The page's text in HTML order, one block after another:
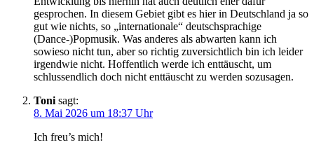
gesprochen. In diesem Gebiet gibt es hier in Deutschland ja so
gut wie nichts, so „internationale“ deutschsprachige
(Dance-)Popmusik. Was anderes als abwarten kann ich
sowieso nicht tun, aber so richtig zuversichtlich bin ich leider
irgendwie nicht. Hoffentlich werde ich enttäuscht, um
schlussendlich doch nicht enttäuscht zu werden sozusagen.
Toni sagt:
8. Mai 2026 um 18:37 Uhr
Ich freu’s mich!